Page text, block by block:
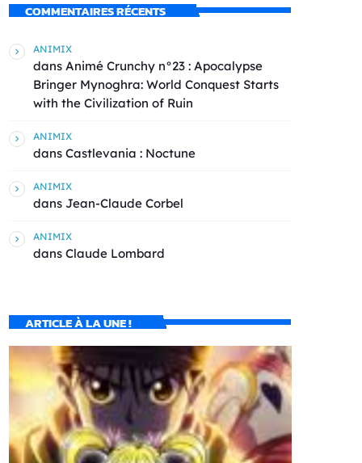
COMMENTAIRES RÉCENTS
ANIMIX
dans Animé Crunchy n°23 : Apocalypse
Bringer Mynoghra: World Conquest Starts
with the Civilization of Ruin
ANIMIX
dans Castlevania : Noctune
ANIMIX
dans Jean-Claude Corbel
ANIMIX
dans Claude Lombard
ARTICLE À LA UNE !